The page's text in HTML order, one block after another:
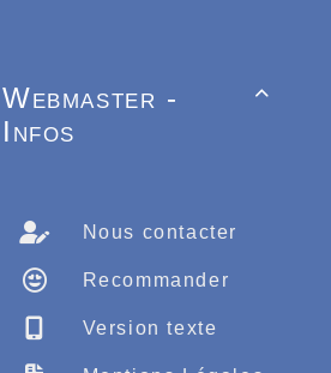

Webmaster -
Infos
Nous contacter
Recommander
Version texte